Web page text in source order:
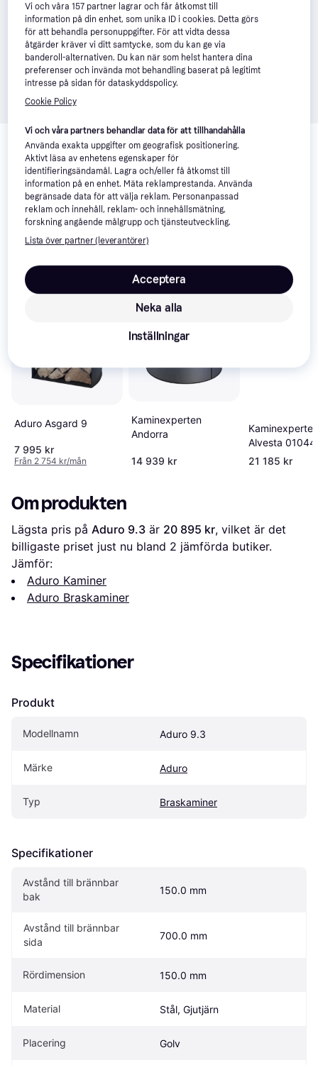
Relaterade produkter
Vi har plockat fram ett urval av produkter som kanske skulle
intressera dig. Visa alla
Trendande
Aduro Asgard 9
7 995 kr
Från 2 754 kr/mån
Trendande
Kaminexperten
Andorra
14 939 kr
Kaminexperten
Alvesta 01044
21 185 kr
Om produkten
Lägsta pris på Aduro 9.3 är 20 895 kr, vilket är det
billigaste priset just nu bland 2 jämförda butiker.
Jämför:
Aduro Kaminer
Aduro Braskaminer
Specifikationer
Produkt
Modellnamn Aduro 9.3
Märke Aduro
Typ Braskaminer
Specifikationer
Avstånd till brännbar
bak
150.0 mm
Avstånd till brännbar
sida
700.0 mm
Rördimension 150.0 mm
Material Stål, Gjutjärn
Placering Golv
Vi och våra157 partner lagrar och får åtkomst till
information på din enhet, som unika ID i cookies. Detta görs
för att behandla personuppgifter. För att vidta dessa
åtgärder kräver vi ditt samtycke, som du kan ge via
banderoll-alternativen. Du kan när som helst hantera dina
preferenser och invända mot behandling baserat på legitimt
intresse på sidan för dataskyddspolicy.
Cookie Policy
Vi och våra partners behandlar data för att tillhandahålla
Använda exakta uppgifter om geografisk positionering.
Aktivt läsa av enhetens egenskaper för
identifieringsändamål. Lagra och/eller få åtkomst till
information på en enhet. Mäta reklamprestanda. Använda
begränsade data för att välja reklam. Personanpassad
reklam och innehåll, reklam- och innehållsmätning,
forskning angående målgrupp och tjänsteutveckling.
Lista över partner (leverantörer)
Neka alla
Acceptera
Inställningar